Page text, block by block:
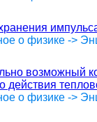
о физике ->
возможный
действия
о физике ->